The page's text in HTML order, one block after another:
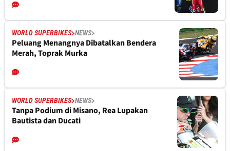
WORLD SUPERBIKES NEWS
Peluang Menangnya Dibatalkan Bendera
Merah, Toprak Murka
WORLD SUPERBIKES NEWS
Tanpa Podium di Misano, Rea Lupakan
Bautista dan Ducati